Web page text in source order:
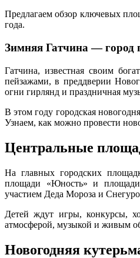
Предлагаем обзор ключевых
года.
Зимняя Гатчина — город
Гатчина, известная своим
пейзажами, в преддверии
огни гирлянд и праздничная
В этом году городская
Узнаем, как можно провести
Центральные
На главных городских
площади «Юность» и
участием Деда Мороза и
Детей ждут игры, конкурсы,
атмосферой, музыкой и живым
Новогодняя